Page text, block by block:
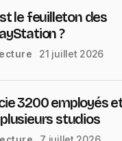
le feuilleton des
?
21 juillet 2026
3200 employés
studios